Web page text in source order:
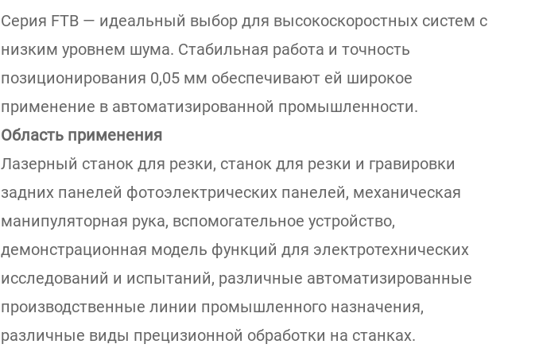
Серия FTB — идеальный выбор для высокоскоростных систем с
низким уровнем шума. Стабильная работа и точность
позиционирования 0,05 мм обеспечивают ей широкое
применение в автоматизированной промышленности.
Область применения
Лазерный станок для резки, станок для резки и гравировки
задних панелей фотоэлектрических панелей, механическая
манипуляторная рука, вспомогательное устройство,
демонстрационная модель функций для электротехнических
исследований и испытаний, различные автоматизированные
производственные линии промышленного назначения,
различные виды прецизионной обработки на станках.